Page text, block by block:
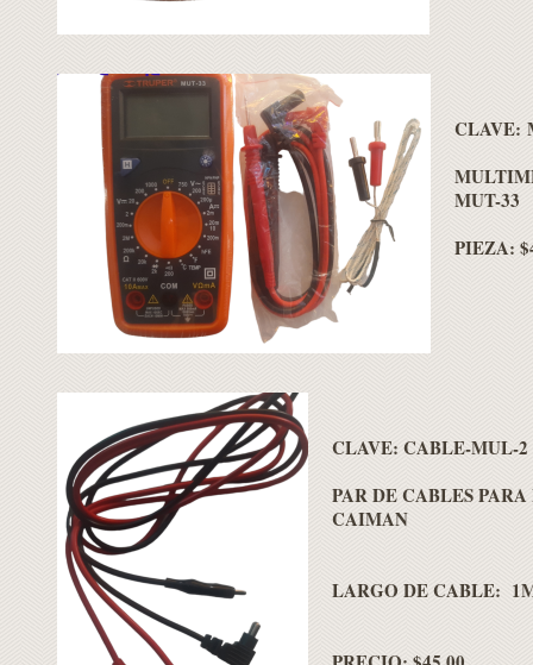
CLAVE:
MUT-33
PIEZA:
CLAVE: CABLE-MUL-2
PAR DE CABLES
CAIMAN
LARGO DE CABLE: